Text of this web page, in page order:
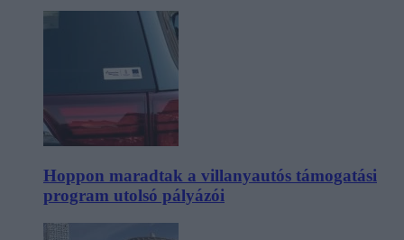
Hoppon maradtak a villanyautós támogatási
program utolsó pályázói